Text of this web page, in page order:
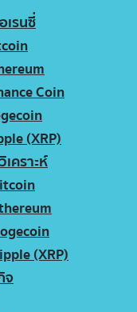
เรนซี่
Coin
(XRP)
คราะห์
(XRP)
จ